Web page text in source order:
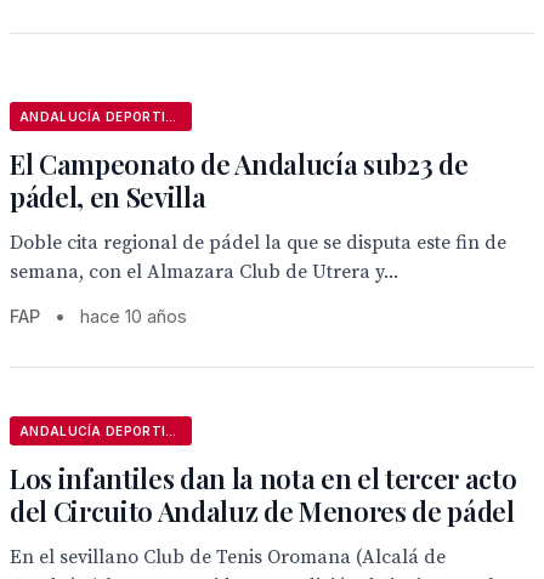
El Campeonato de Andalucía sub23 de
pádel, en Sevilla
Doble cita regional de pádel la que se disputa este fin de
semana, con el Almazara Club de Utrera y...
FAP • hace 10 años
Los infantiles dan la nota en el tercer acto
del Circuito Andaluz de Menores de pádel
En el sevillano Club de Tenis Oromana (Alcalá de